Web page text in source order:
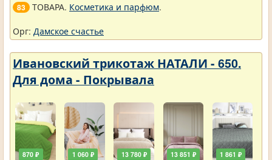
83 ТОВАРА. Косметика и парфюм.
Орг: Дамское счастье
Ивановский трикотаж НАТАЛИ - 650.
Для дома - Покрывала
870 ₽ 1 060 ₽ 13 780 ₽ 13 851 ₽ 1 861 ₽